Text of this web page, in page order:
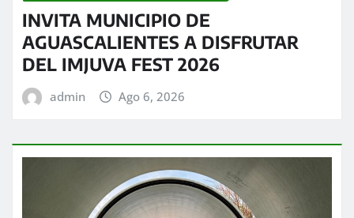
INVITA MUNICIPIO DE
AGUASCALIENTES A DISFRUTAR
DEL IMJUVA FEST 2026
admin Ago 6, 2026